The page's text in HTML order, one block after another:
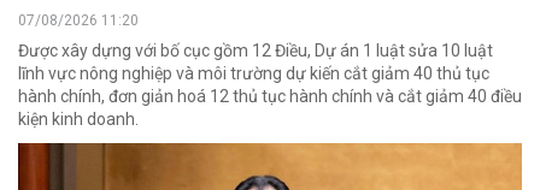
07/08/2026 11:20
Được xây dựng với bố cục gồm 12 Điều, Dự án 1 luật sửa 10 luật
lĩnh vực nông nghiệp và môi trường dự kiến cắt giảm 40 thủ tục
hành chính, đơn giản hoá 12 thủ tục hành chính và cắt giảm 40 điều
kiện kinh doanh.